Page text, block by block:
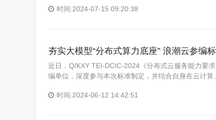
时间:2024-07-15 09:20:38
夯实大模型“分布式算力底座” 浪潮云参编
近日，Q/KXY TEI-DCIC-2024《分布式云服务能力要
编单位，深度参与本次标准制定，并结合自身在云计
时间:2024-06-12 14:42:51